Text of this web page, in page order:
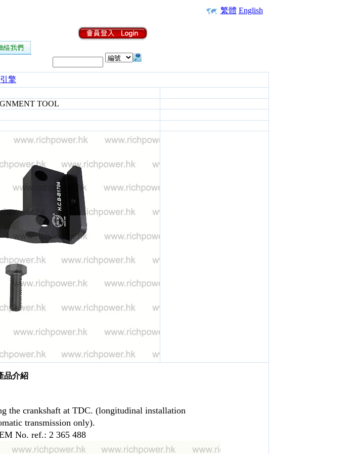
繁體 English
引擎
TOOL
品介紹
the crankshaft at TDC. (longitudinal installation
transmission only).
No. ref.: 2 365 488